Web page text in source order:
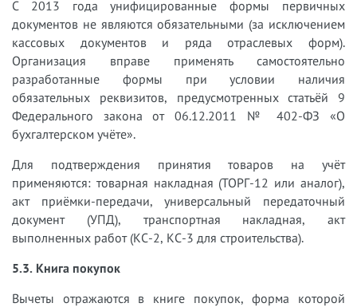
С 2013 года унифицированные формы первичных
документов не являются обязательными (за исключением
кассовых документов и ряда отраслевых форм).
Организация вправе применять самостоятельно
разработанные формы при условии наличия
обязательных реквизитов, предусмотренных статьёй 9
Федерального закона от 06.12.2011 № 402-ФЗ «О
бухгалтерском учёте».
Для подтверждения принятия товаров на учёт
применяются: товарная накладная (ТОРГ-12 или аналог),
акт приёмки-передачи, универсальный передаточный
документ (УПД), транспортная накладная, акт
выполненных работ (КС-2, КС-3 для строительства).
5.3. Книга покупок
Вычеты отражаются в книге покупок, форма которой